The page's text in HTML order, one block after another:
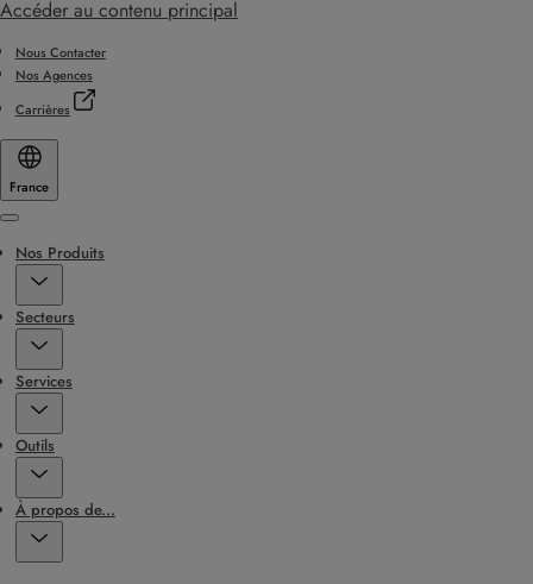
Accéder au contenu principal
Nous Contacter
Nos Agences
Carrières
France
Menu
Nos Produits
Secteurs
Services
Outils
À propos de...